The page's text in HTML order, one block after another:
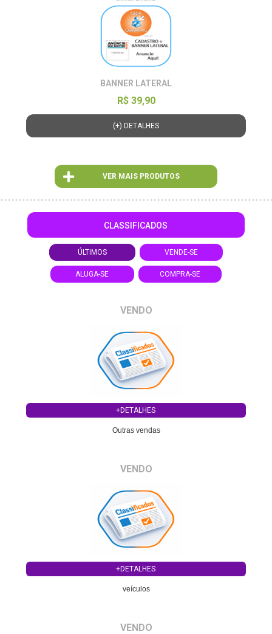
BANNER LATERAL
R$ 39,90
(+) DETALHES
VER MAIS PRODUTOS
CLASSIFICADOS
ÚLTIMOS VENDE-SE
ALUGA-SE COMPRA-SE
VENDO
+DETALHES
Outras vendas
VENDO
+DETALHES
veículos
VENDO